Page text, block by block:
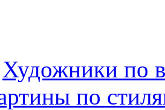
Художники по
по